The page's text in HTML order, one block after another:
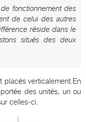
fonctionnement des
de celui des autres
réside dans le
situés des deux
placés verticalement.En
des unités, un ou
celles-ci.